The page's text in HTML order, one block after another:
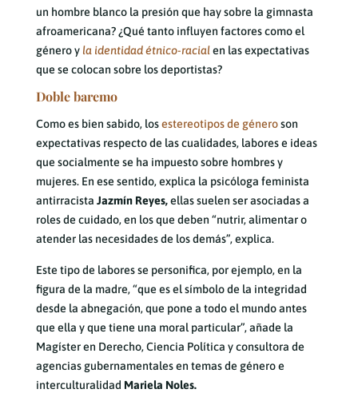
un hombre blanco la presión que hay sobre la gimnasta
afroamericana? ¿Qué tanto influyen factores como el
género y la identidad étnico-racialen las expectativas
que se colocan sobre los deportistas?
Doble baremo
Como es bien sabido, losestereotipos de géneroson
expectativas respecto de las cualidades, labores e ideas
que socialmente se ha impuesto sobre hombres y
mujeres. En ese sentido, explica la psicóloga feminista
antirracista Jazmín Reyes,ellas suelen ser asociadas a
roles de cuidado, en los que deben “nutrir, alimentar o
atender las necesidades de los demás”, explica.
Este tipo de labores se personifica, por ejemplo, en la
figura de la madre, “que es el símbolo de la integridad
desde la abnegación, que pone a todo el mundo antes
que ella y que tiene una moral particular”, añade la
Magíster en Derecho, Ciencia Política y consultora de
agencias gubernamentales en temas de género e
interculturalidad Mariela Noles.